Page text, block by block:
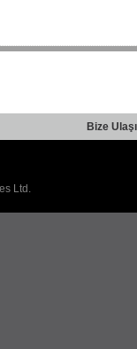
Bize
Ltd.